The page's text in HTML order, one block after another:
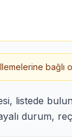
bağlı
listede
durum,